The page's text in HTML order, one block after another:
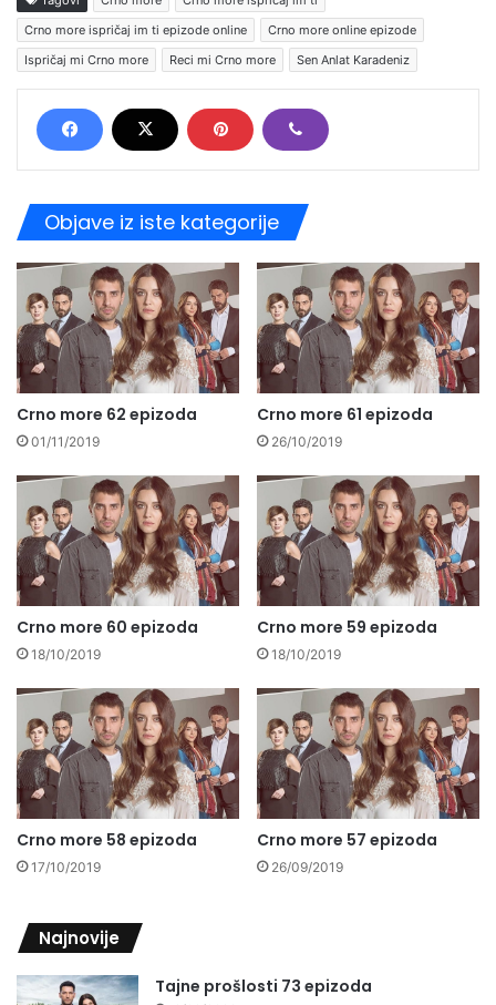
Crno more ispričaj im ti epizode online
Crno more online epizode
Ispričaj mi Crno more
Reci mi Crno more Sen Anlat Karadeniz
Objave iz iste kategorije
Crno more 62 epizoda
01/11/2019
Crno more 61 epizoda
26/10/2019
Crno more 60 epizoda
18/10/2019
Crno more 59 epizoda
18/10/2019
Crno more 58 epizoda
17/10/2019
Crno more 57 epizoda
26/09/2019
Najnovije
Tajne prošlosti 73 epizoda